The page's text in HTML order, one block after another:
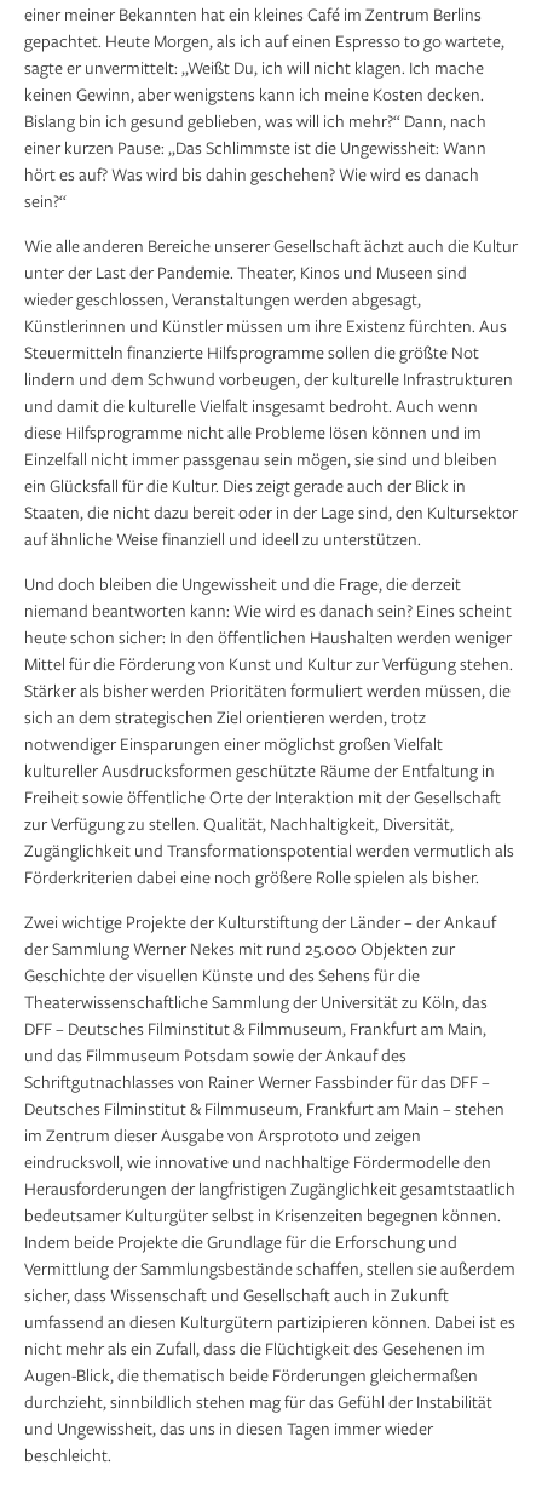
einer meiner Bekannten hat ein kleines Café im Zentrum Berlins
gepachtet. Heute Morgen, als ich auf einen Espresso to go wartete,
sagte er unvermittelt: „Weißt Du, ich will nicht klagen. Ich mache
keinen Gewinn, aber wenigstens kann ich meine Kosten decken.
Bislang bin ich gesund geblieben, was will ich mehr?“ Dann, nach
einer kurzen Pause: „Das Schlimmste ist die Ungewissheit: Wann
hört es auf? Was wird bis dahin geschehen? Wie wird es danach
sein?“
Wie alle anderen Bereiche unserer Gesellschaft ächzt auch die Kultur
unter der Last der Pandemie. Theater, Kinos und Museen sind
wieder geschlossen, Veranstaltungen werden abgesagt,
Künstlerinnen und Künstler müssen um ihre Existenz fürchten. Aus
Steuermitteln finanzierte Hilfsprogramme sollen die größte Not
lindern und dem Schwund vorbeugen, der kulturelle Infrastrukturen
und damit die kulturelle Vielfalt insgesamt bedroht. Auch wenn
diese Hilfsprogramme nicht alle Probleme lösen können und im
Einzelfall nicht immer passgenau sein mögen, sie sind und bleiben
ein Glücksfall für die Kultur. Dies zeigt gerade auch der Blick in
Staaten, die nicht dazu bereit oder in der Lage sind, den Kultursektor
auf ähnliche Weise finanziell und ideell zu unterstützen.
Und doch bleiben die Ungewissheit und die Frage, die derzeit
niemand beantworten kann: Wie wird es danach sein? Eines scheint
heute schon sicher: In den öffentlichen Haushalten werden weniger
Mittel für die Förderung von Kunst und Kultur zur Verfügung stehen.
Stärker als bisher werden Prioritäten formuliert werden müssen, die
sich an dem strategischen Ziel orientieren werden, trotz
notwendiger Einsparungen einer möglichst großen Vielfalt
kultureller Ausdrucksformen geschützte Räume der Entfaltung in
Freiheit sowie öffentliche Orte der Interaktion mit der Gesellschaft
zur Verfügung zu stellen. Qualität, Nachhaltigkeit, Diversität,
Zugänglichkeit und Transformations­potential werden vermutlich als
Förderkriterien dabei eine noch größere Rolle spielen als bisher.
Zwei wichtige Projekte der Kulturstiftung der Länder – der Ankauf
der Sammlung Werner Nekes mit rund 25.000 Objekten zur
Geschichte der visuellen Künste und des Sehens für die
Theaterwissenschaftliche Sammlung der Universität zu Köln, das
DFF – Deutsches Filminstitut & Filmmuseum, Frankfurt am Main,
und das Filmmuseum Potsdam sowie der Ankauf des
Schriftgutnachlasses von Rainer Werner Fassbinder für das DFF –
Deutsches Filminstitut & Filmmuseum, Frankfurt am Main – stehen
im Zentrum dieser Ausgabe von Arsprototo und zeigen
eindrucksvoll, wie innovative und nachhaltige Förder­modelle den
Herausforderungen der langfristigen Zugänglichkeit gesamtstaatlich
bedeutsamer Kulturgüter selbst in Krisenzeiten begegnen können.
Indem beide Projekte die Grundlage für die Erforschung und
Vermittlung der Sammlungsbestände schaffen, stellen sie außerdem
sicher, dass Wissenschaft und Gesellschaft auch in Zukunft
umfassend an diesen Kulturgütern partizipieren können. Dabei ist es
nicht mehr als ein Zufall, dass die Flüchtigkeit des Gesehenen im
Augen-Blick, die thematisch beide Förderungen gleichermaßen
durchzieht, sinnbildlich stehen mag für das Gefühl der Instabilität
und Ungewissheit, das uns in diesen Tagen immer wieder
beschleicht.